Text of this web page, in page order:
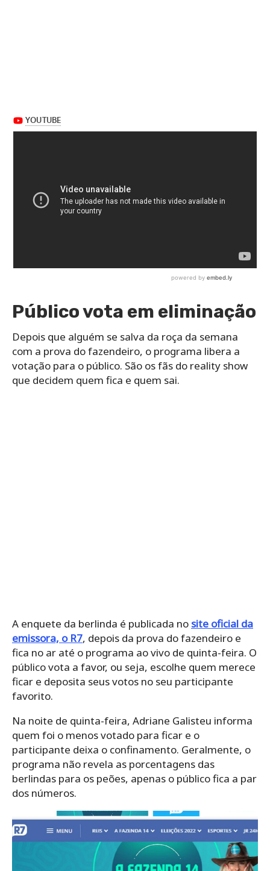
Público vota em eliminação
Depois que alguém se salva da roça da semana
com a prova do fazendeiro, o programa libera a
votação para o público. São os fãs do reality show
que decidem quem fica e quem sai.
A enquete da berlinda é publicada no site oficial da
emissora, o R7, depois da prova do fazendeiro e
fica no ar até o programa ao vivo de quinta-feira. O
público vota a favor, ou seja, escolhe quem merece
ficar e deposita seus votos no seu participante
favorito.
Na noite de quinta-feira, Adriane Galisteu informa
quem foi o menos votado para ficar e o
participante deixa o confinamento. Geralmente, o
programa não revela as porcentagens das
berlindas para os peões, apenas o público fica a par
dos números.